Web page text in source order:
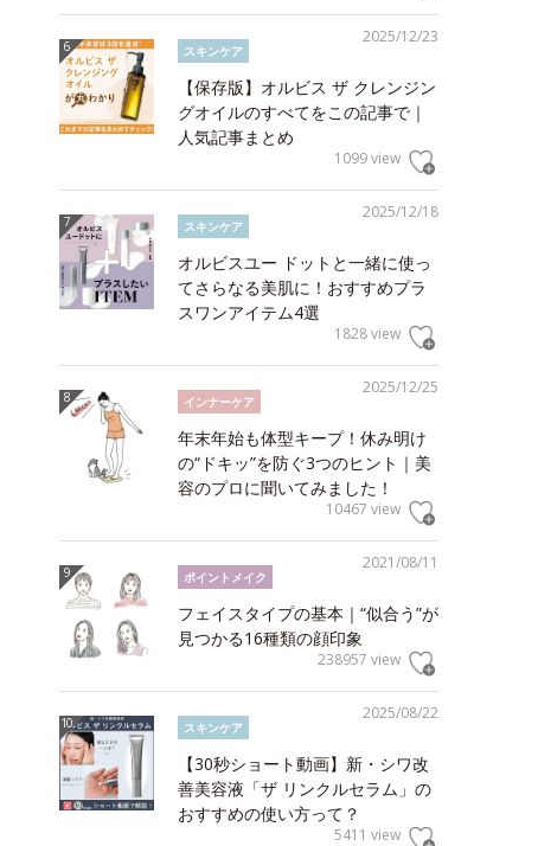
2025/12/23
スキンケア
【保存版】オルビス ザ クレンジン
グオイルのすべてをこの記事で｜
人気記事まとめ
1099 view
2025/12/18
スキンケア
オルビスユー ドットと一緒に使っ
てさらなる美肌に！おすすめプラ
スワンアイテム4選
1828 view
2025/12/25
インナーケア
年末年始も体型キープ！休み明け
の“ドキッ”を防ぐ3つのヒント｜美
容のプロに聞いてみました！
10467 view
2021/08/11
ポイントメイク
フェイスタイプの基本｜“似合う”が
見つかる16種類の顔印象
238957 view
2025/08/22
スキンケア
【30秒ショート動画】新・シワ改
善美容液「ザ リンクルセラム」の
おすすめの使い方って？
5411 view